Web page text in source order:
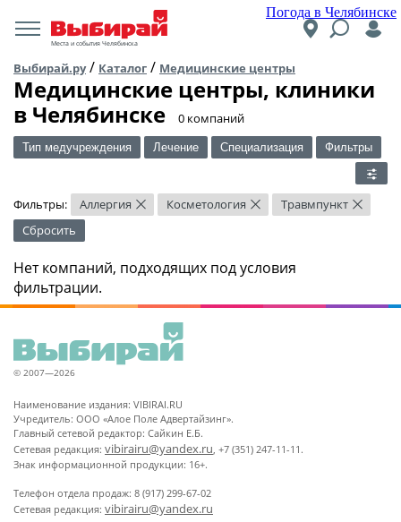
Погода в Челябинске
Места и события Челябинска
Выбирай.ру/ Каталог / Медицинские центры
Медицинские центры, клиники
в Челябинске
​0 компаний
Тип медучреждения Лечение Специализация Фильтры
Фильтры: Аллергия × Косметология × Травмпункт ×
Сбросить
Нет компаний, подходящих под условия
фильтрации.
© 2007—2026
Наименование издания: VIBIRAI.RU
Учредитель: ООО «Алое Поле Адвертайзинг».
Главный сетевой редактор: Сайкин Е.Б.
Сетевая редакция: vibirairu@yandex.ru, +7 (351) 247-11-11.
Знак информационной продукции: 16+.
Телефон отдела продаж: 8 (917) 299-67-02
Сетевая редакция: vibirairu@yandex.ru